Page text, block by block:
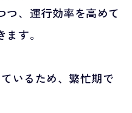
つ、運行効率を高めて
す。
いるため、繁忙期で